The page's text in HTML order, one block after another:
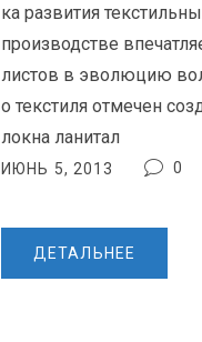
ка развития
производстве
листов в эволюцию
о текстиля отмечен
локна ланитал
ИЮНЬ 5, 2013 0
ДЕТАЛЬНЕЕ